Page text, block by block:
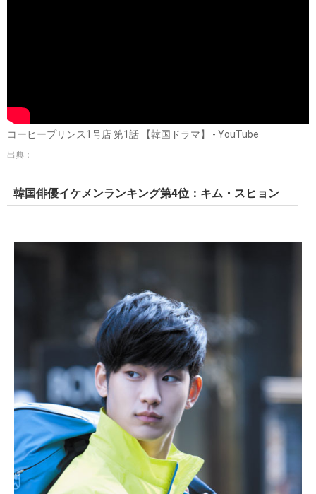
コーヒープリンス1号店 第1話 【韓国ドラマ】 - YouTube
出典：
韓国俳優イケメンランキング第4位：キム・スヒョン